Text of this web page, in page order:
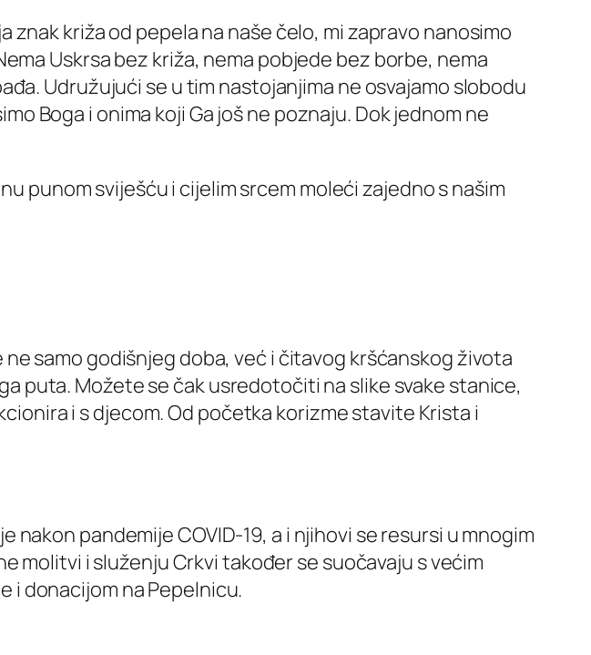
križa od pepela na naše čelo, mi zapravo nanosimo
Uskrsa bez križa, nema pobjede bez borbe, nema
Udružujući se u tim nastojanjima ne osvajamo slobodu
Boga i onima koji Ga još ne poznaju. Dok jednom ne
punom sviješću i cijelim srcem moleći zajedno s našim
samo godišnjeg doba, već i čitavog kršćanskog života
puta. Možete se čak usredotočiti na slike svake stanice,
i s djecom. Od početka korizme stavite Krista i
pandemije COVID-19, a i njihovi se resursi u mnogim
molitvi i služenju Crkvi također se suočavaju s većim
i donacijom na Pepelnicu.